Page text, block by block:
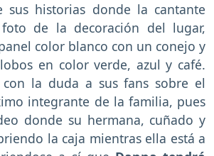
sus historias donde la cantante
de la decoración del lugar,
color blanco con un conejo y
en color verde, azul y café.
la duda a sus fans sobre el
integrante de la familia, pues
donde su hermana, cuñado y
la caja mientras ella está a